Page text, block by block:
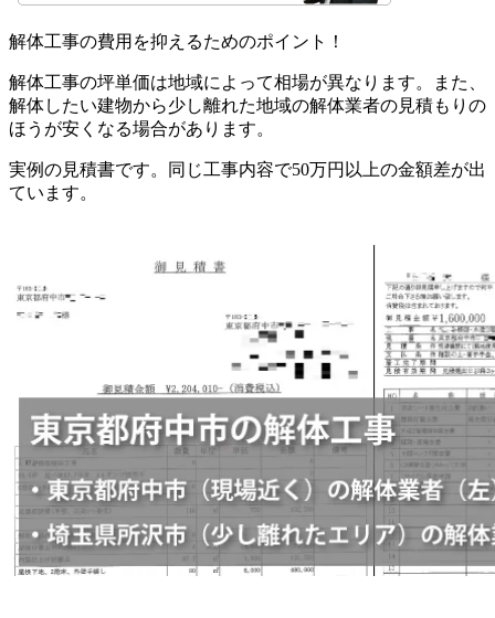
解体工事の費用を抑えるためのポイント！
解体工事の坪単価は地域によって相場が異なります。また、
解体したい建物から少し離れた地域の解体業者の見積もりの
ほうが安くなる場合があります。
実例の見積書です。同じ工事内容で50万円以上の金額差が出
ています。